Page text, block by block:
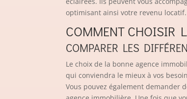
optimisant ainsi votre revenu locatif.
COMMENT CHOISIR
COMPARER LES
Le choix de la bonne agence
qui conviendra le mieux à vos
Vous pouvez également demander